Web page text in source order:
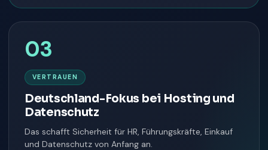
03
VERTRAUEN
Deutschland-Fokus bei Hosting und
Datenschutz
Das schafft Sicherheit für HR, Führungskräfte, Einkauf
und Datenschutz von Anfang an.